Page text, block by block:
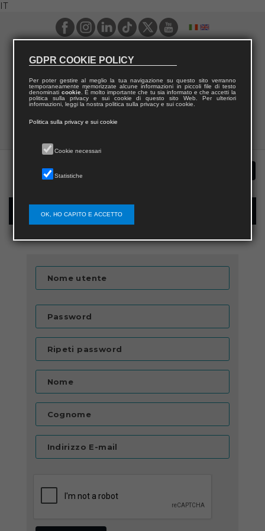
IT
Registrazione nuovo utente per acquisti sul sito
Nome utente
Password
Ripeti password
Nome
Cognome
Indirizzo E-mail
GDPR COOKIE POLICY
Per poter gestire al meglio la tua navigazione su questo sito verranno
temporaneamente memorizzate alcune informazioni in piccoli file di testo
denominati cookie. È molto importante che tu sia informato e che accetti la
politica sulla privacy e sui cookie di questo sito Web. Per ulteriori
informazioni, leggi la nostra politica sulla privacy e sui cookie.
Politica sulla privacy e sui cookie
Cookie necessari
Statistiche
OK, HO CAPITO E ACCETTO